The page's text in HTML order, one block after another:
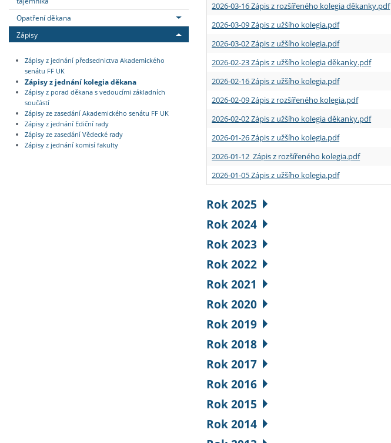
Opatření děkana
Zápisy
Zápisy z jednání předsednictva Akademického
senátu FF UK
Zápisy z jednání kolegia děkana
Zápisy z porad děkana s vedoucími základních
součástí
Zápisy ze zasedání Akademického senátu FF UK
Zápisy z jednání Ediční rady
Zápisy ze zasedání Vědecké rady
Zápisy z jednání komisí fakulty
2026-03-16 Zápis z rozšířeného kolegia děkanky.pdf
2026-03-09 Zápis z užšího kolegia.pdf
2026-03-02 Zápis z užšího kolegia.pdf
2026-02-23 Zápis z užšího kolegia děkanky.pdf
2026-02-16 Zápis z užšího kolegia.pdf
2026-02-09 Zápis z rozšířeného kolegia.pdf
2026-02-02 Zápis z užšího kolegia děkanky.pdf
2026-01-26 Zápis z užšího kolegia.pdf
2026-01-12 Zápis z rozšířeného kolegia.pdf
2026-01-05 Zápis z užšího kolegia.pdf
Rok 2025
Rok 2024
Rok 2023
Rok 2022
Rok 2021
Rok 2020
Rok 2019
Rok 2018
Rok 2017
Rok 2016
Rok 2015
Rok 2014